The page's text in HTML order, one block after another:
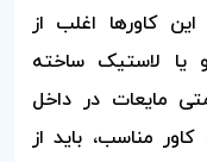
کاورها اغلب از
یا لاستیک ساخته
مایعات در داخل
مناسب، باید از